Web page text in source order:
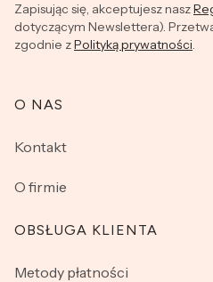
Zapisując się, akceptujesz nasz
dotyczącym Newslettera).
zgodnie zPolityką prywatności.
Linki w stopce
O NAS
Kontakt
O firmie
OBSŁUGA KLIENTA
Metody płatności